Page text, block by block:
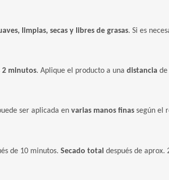
limpias, secas y libres de grasas. Si es
2 minutos. Aplique el producto a unadistancia
ser aplicada envarias manos finas según el
de 10 minutos.Secado total después de aprox.